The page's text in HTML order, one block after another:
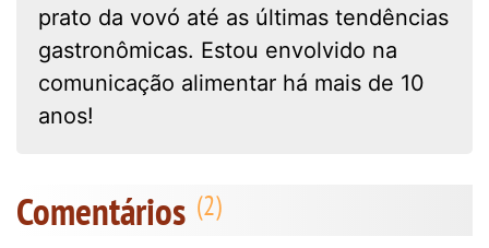
prato da vovó até as últimas tendências
gastronômicas. Estou envolvido na
comunicação alimentar há mais de 10
anos!
Comentários